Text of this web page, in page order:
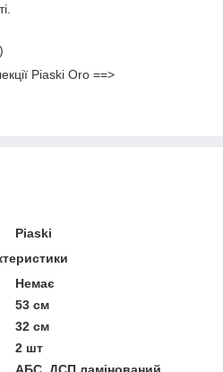
Piaski Oro ==>
Piaski
Немає
53 см
32 см
2 шт
АБС, ДСП ламінований